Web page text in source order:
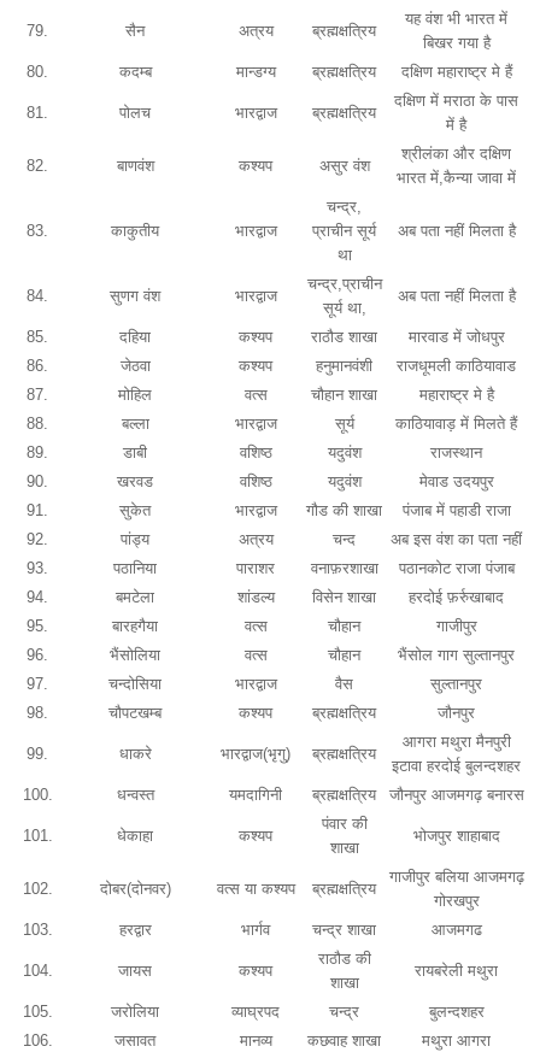
79. सैन अत्रय ब्रह्मक्षत्रिय
यह वंश भी भारत में
बिखर गया है
80.
कदम्ब मान्डग्य ब्रह्मक्षत्रिय दक्षिण महाराष्ट्र मे हैं
81. पोलच भारद्वाज ब्रह्मक्षत्रिय
दक्षिण में मराठा के पास
में है
82. बाणवंश कश्यप असुर वंश
श्रीलंका और दक्षिण
भारत में,कैन्या जावा में
83. काकुतीय भारद्वाज
चन्द्र,
प्राचीन सूर्य
था
अब पता नहीं मिलता है
84. सुणग वंश भारद्वाज
चन्द्र,प्राचीन
सूर्य था,
अब पता नहीं मिलता है
85. दहिया कश्यप राठौड शाखा
मारवाड में जोधपुर
86.
जेठवा कश्यप हनुमानवंशी
राजधूमली काठियावाड
87.
मोहिल वत्स चौहान शाखा
महाराष्ट्र मे है
88.
बल्ला भारद्वाज सूर्य
काठियावाड़ में मिलते हैं
89.
डाबी वशिष्ठ यदुवंश
राजस्थान
90.
खरवड वशिष्ठ यदुवंश
मेवाड उदयपुर
91.
सुकेत भारद्वाज गौड की शाखा
पंजाब में पहाडी राजा
92.
पांड्य अत्रय चन्द
अब इस वंश का पता नहीं
93.
पठानिया पाराशर वनाफ़रशाखा
पठानकोट राजा पंजाब
94.
बमटेला शांडल्य विसेन शाखा
हरदोई फ़र्रुखाबाद
95.
बारहगैया वत्स चौहान
गाजीपुर
96.
भैंसोलिया वत्स चौहान
भैंसोल गाग सुल्तानपुर
97.
चन्दोसिया भारद्वाज वैस
सुल्तानपुर
98.
चौपटखम्ब कश्यप ब्रह्मक्षत्रिय जौनपुर
99. धाकरे भारद्वाज(भृगु) ब्रह्मक्षत्रिय
आगरा मथुरा मैनपुरी
इटावा हरदोई बुलन्दशहर
100.
धन्वस्त यमदागिनी ब्रह्मक्षत्रिय जौनपुर आजमगढ़ बनारस
101. धेकाहा कश्यप
पंवार की
शाखा
भोजपुर शाहाबाद
102. दोबर(दोनवर) वत्स या कश्यप ब्रह्मक्षत्रिय
गाजीपुर बलिया आजमगढ़
गोरखपुर
103.
हरद्वार भार्गव चन्द्र शाखा आजमगढ
104. जायस कश्यप
राठौड की
शाखा
रायबरेली मथुरा
105. जरोलिया व्याघ्रपद चन्द्र
बुलन्दशहर
106.
जसावत मानव्य कछवाह शाखा मथुरा आगरा